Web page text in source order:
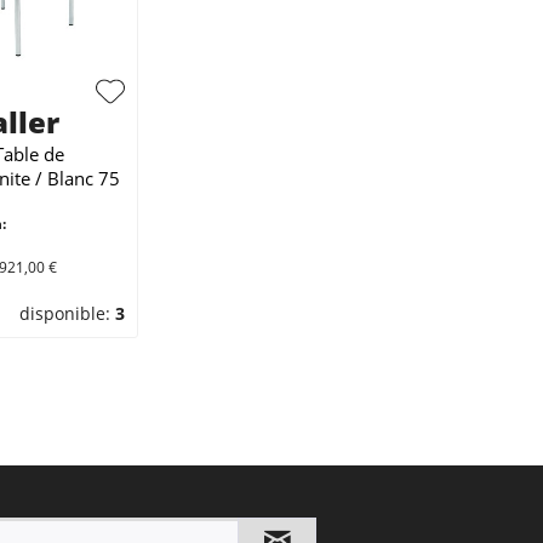
de
/ Blanc 75
€
disponible: 3